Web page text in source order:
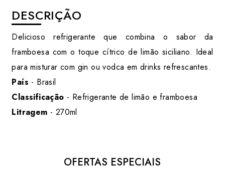
DESCRIÇÃO
Delicioso refrigerante que combina o sabor da
framboesa com o toque cítrico de limão siciliano. Ideal
para misturar com gin ou vodca em drinks refrescantes.
País - Brasil
Classificação - Refrigerante de limão e framboesa
Litragem - 270ml
OFERTAS ESPECIAIS